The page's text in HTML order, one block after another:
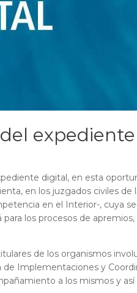
digital, en esta
en los juzgados civiles de
en el Interior-, cuya
los procesos de
de los organismos
de Implementaciones y
a los mismos y